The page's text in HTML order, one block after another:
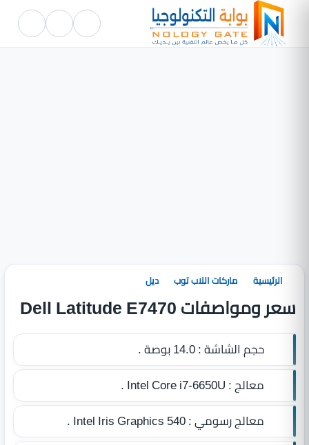
الرئيسية ماركات اللاب توب ديل
سعر ومواصفات Dell Latitude E7470
حجم الشاشة :14.0 بوصة .
معالج :Intel Core i7-6650U .
معالج رسومي :Intel Iris Graphics 540 .